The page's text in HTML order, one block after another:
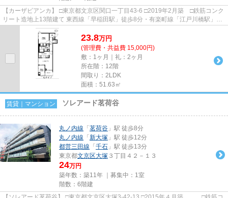
【カーザビアンカ】 □東京都文京区関口一丁目43-6 □2019年2月築 □鉄筋コンク
リート造地上13階建て 東西線「早稲田駅」徒歩8分・有楽町線「江戸川橋駅」徒
歩7分 新宿区との区界に...
23.8万円
(管理費・共益費 15,000円)
敷：1ヶ月｜礼：2ヶ月
所在階：12階
間取り：2LDK
面積：51.63㎡
賃貸｜マンション ソレアード茗荷谷
丸ノ内線 「 茗荷谷 」駅 徒歩8分
丸ノ内線 「 新大塚 」駅 徒歩12分
都営三田線 「 千石 」駅 徒歩13分
東京都文京区大塚 ３丁目４２－１３
24万円
築年数：築11年 ｜募集中： 1室
階数：6階建